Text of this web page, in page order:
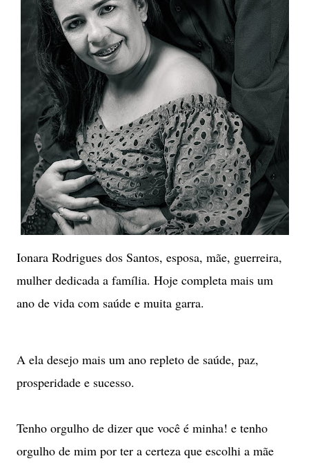
Ionara Rodrigues dos Santos, esposa, mãe, guerreira,
mulher dedicada a família. Hoje completa mais um
ano de vida com saúde e muita garra.
A ela desejo mais um ano repleto de saúde, paz,
prosperidade e sucesso.
Tenho orgulho de dizer que você é minha! e tenho
orgulho de mim por ter a certeza que escolhi a mãe